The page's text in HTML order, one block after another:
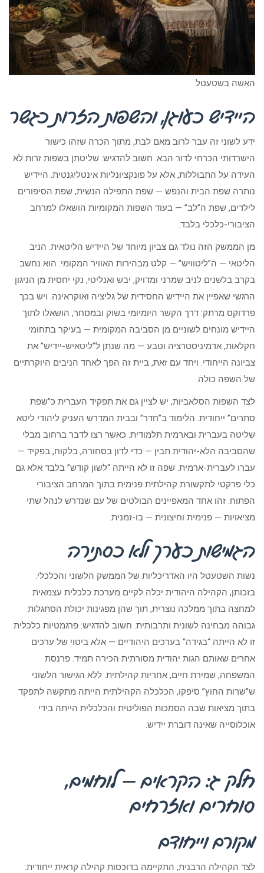
האשה בשטעטל
היידיש כעוגן, והשפות הזרות כגשר
ידע לשוני זה עבר לרוב מאם לבת, מתוך הכרה שזהו כישור
הישרדותי הכרחי לדור הבא. חשוב להדגיש: שליטתן בשפות זרות לא
העידה על התבוללות, אלא על פונקציונליות אינטליגנטית. היידיש
נותרה שפת הבית והנפש — שפת התפילה הנשית, שפת הסיפורים
לילדים, שפת ה”לב” — בעוד השפות המקומיות הושאלו למרחב
הציבורי-כלכלי בלבד.
מן הממשק הזה נולד גם צביון מיוחד של היידיש הליטאית. הניב
הליטאי — ה”ליטוויש” — קלט מבהירות האוויר המקומי: הוא נחשב
בקרב בלשנים לניב שמרני ומדויק, יבש ואנליטי, נקי יחסית מן הניגון
הרגשי שאפיין את היידיש החסידית של גליציה ואוקראינה. ויש בכך
פרדוקס מרתק: דרך הקשר היומיומי בשוק ובמסחר, הושאלו לתוך
היידיש מונחים לשוניים מן הסביבה המקומית — בעיקר בתחומי
חקלאות, אדמיניסטרציה וטבע — מה שנתן ל”ליטאיש-יידיש” את
צביונה הייחודי. ויחד עם זאת, ביית זה הפך לאחד הניבים היוקרתיים
של השפה כולה.
לצד השפות הסלאביות, יש לציין גם את תפקיד העברית כ”שפת
סתרים” ייחודית. הלימוד ב”חדר” ובבית המדרש העניק ליהודי ליטא
שליטה בעברית ובארמית תלמודית. כאשר רצו לדבר ברחוב מבלי
שהסביבה הלא-יהודית תבין — כדי לדון בסחורה, בלקוח, בפקיד —
עברו לעברית-ארמית. שפה זו לא הייתה “לשון קודש” בלבד אלא גם
כלי פרקטי לתקשורת קהילתית פנימית בתוך המרחב הציבורי
הפתוח. זהו אחד המאפיינים הבולטים של עם שנדרש לנהל שתי
מציאויות — פנימית וחיצונית — בו-זמנית.
הגמישות כערך ולא כסתירה
נשות השטעטל היו האדריכליות של הממשק הלשוני והכלכלי.
בזכותן, הקהילה היהודית יכלה לקיים מערכת כלכלית עצמאית
למחצה בתוך ממלכה נוצרית, תוך שהן מפגינות יכולת הסתגלות
גבוהה מבחינה לשונית ותרבותית. חשוב להדגיש: פרגמטיות כלכלית
זו לא הייתה “בגידה” בערכים היהודיים — אלא ביטוי של ערכים
אחרים שאותם הגות יהודית מסורתית הכירה תמיד: פרנסת
המשפחה, שמירת חיים, אחריות קהילתית. ללא הגישור הלשוני
ש”שרות החוץ” סיפקו, הכלכלה הקהילתית הייתה מתקשה לתפקד
בתוך מציאות שבה הסמכות הפוליטית והכלכלית הייתה בידי
אוכלוסייה שאינה דוברת יידיש.
חלק ג: הקראים — לוחמים,
סוחרים ואזרחים
מקורם וייחודם
לצד הקהילה הרבנית, התקיימה בדוכסות קהילה קראית ייחודית.